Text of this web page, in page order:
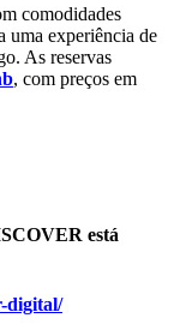
comodidades
uma experiência de
As reservas
, com preços em
está
digital/